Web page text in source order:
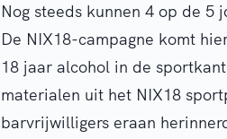
Nog steeds kunnen 4 op de
De NIX18-campagne komt
18 jaar alcohol in de
materialen uit het NIX18
barvrijwilligers eraan